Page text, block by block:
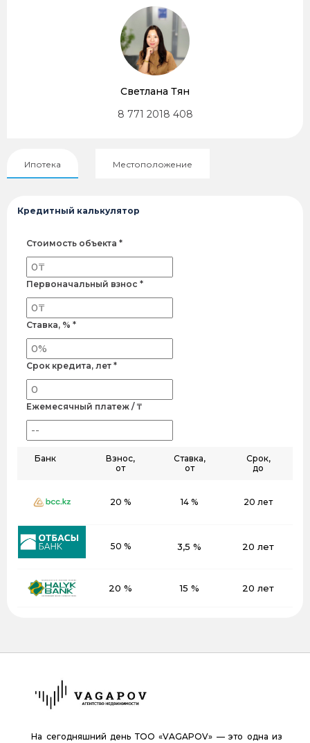
Светлана Тян
8 771 2018 408
Ипотека Местоположение
Кредитный калькулятор
Стоимость объекта *
Первоначальный взнос *
Ставка, % *
Срок кредита, лет *
Ежемесячный платеж / ₸
Банк
Взнос,
от
Ставка,
от
Срок,
до
20 % 14 % 20 лет
50 % 3,5 % 20 лет
20 % 15 % 20 лет
На сегодняшний день ТОО «VAGAPOV» — это одна из